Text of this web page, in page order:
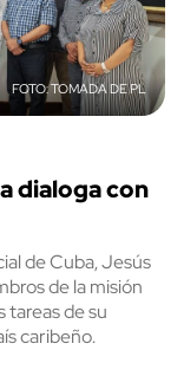
TOMADA DE PL
dialoga con
de Cuba, Jesús
de la misión
tareas de su
caribeño.